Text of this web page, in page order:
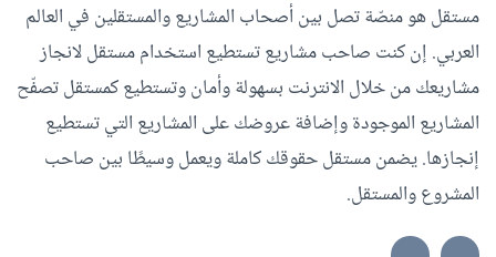
مستقل هو منصّة تصل بين أصحاب المشاريع والمستقلين في العالم
العربي. إن كنت صاحب مشاريع تستطيع استخدام مستقل لانجاز
مشاريعك من خلال الانترنت بسهولة وأمان وتستطيع كمستقل تصفّح
المشاريع الموجودة وإضافة عروضك على المشاريع التي تستطيع
إنجازها. يضمن مستقل حقوقك كاملة ويعمل وسيطًا بين صاحب
المشروع والمستقل.